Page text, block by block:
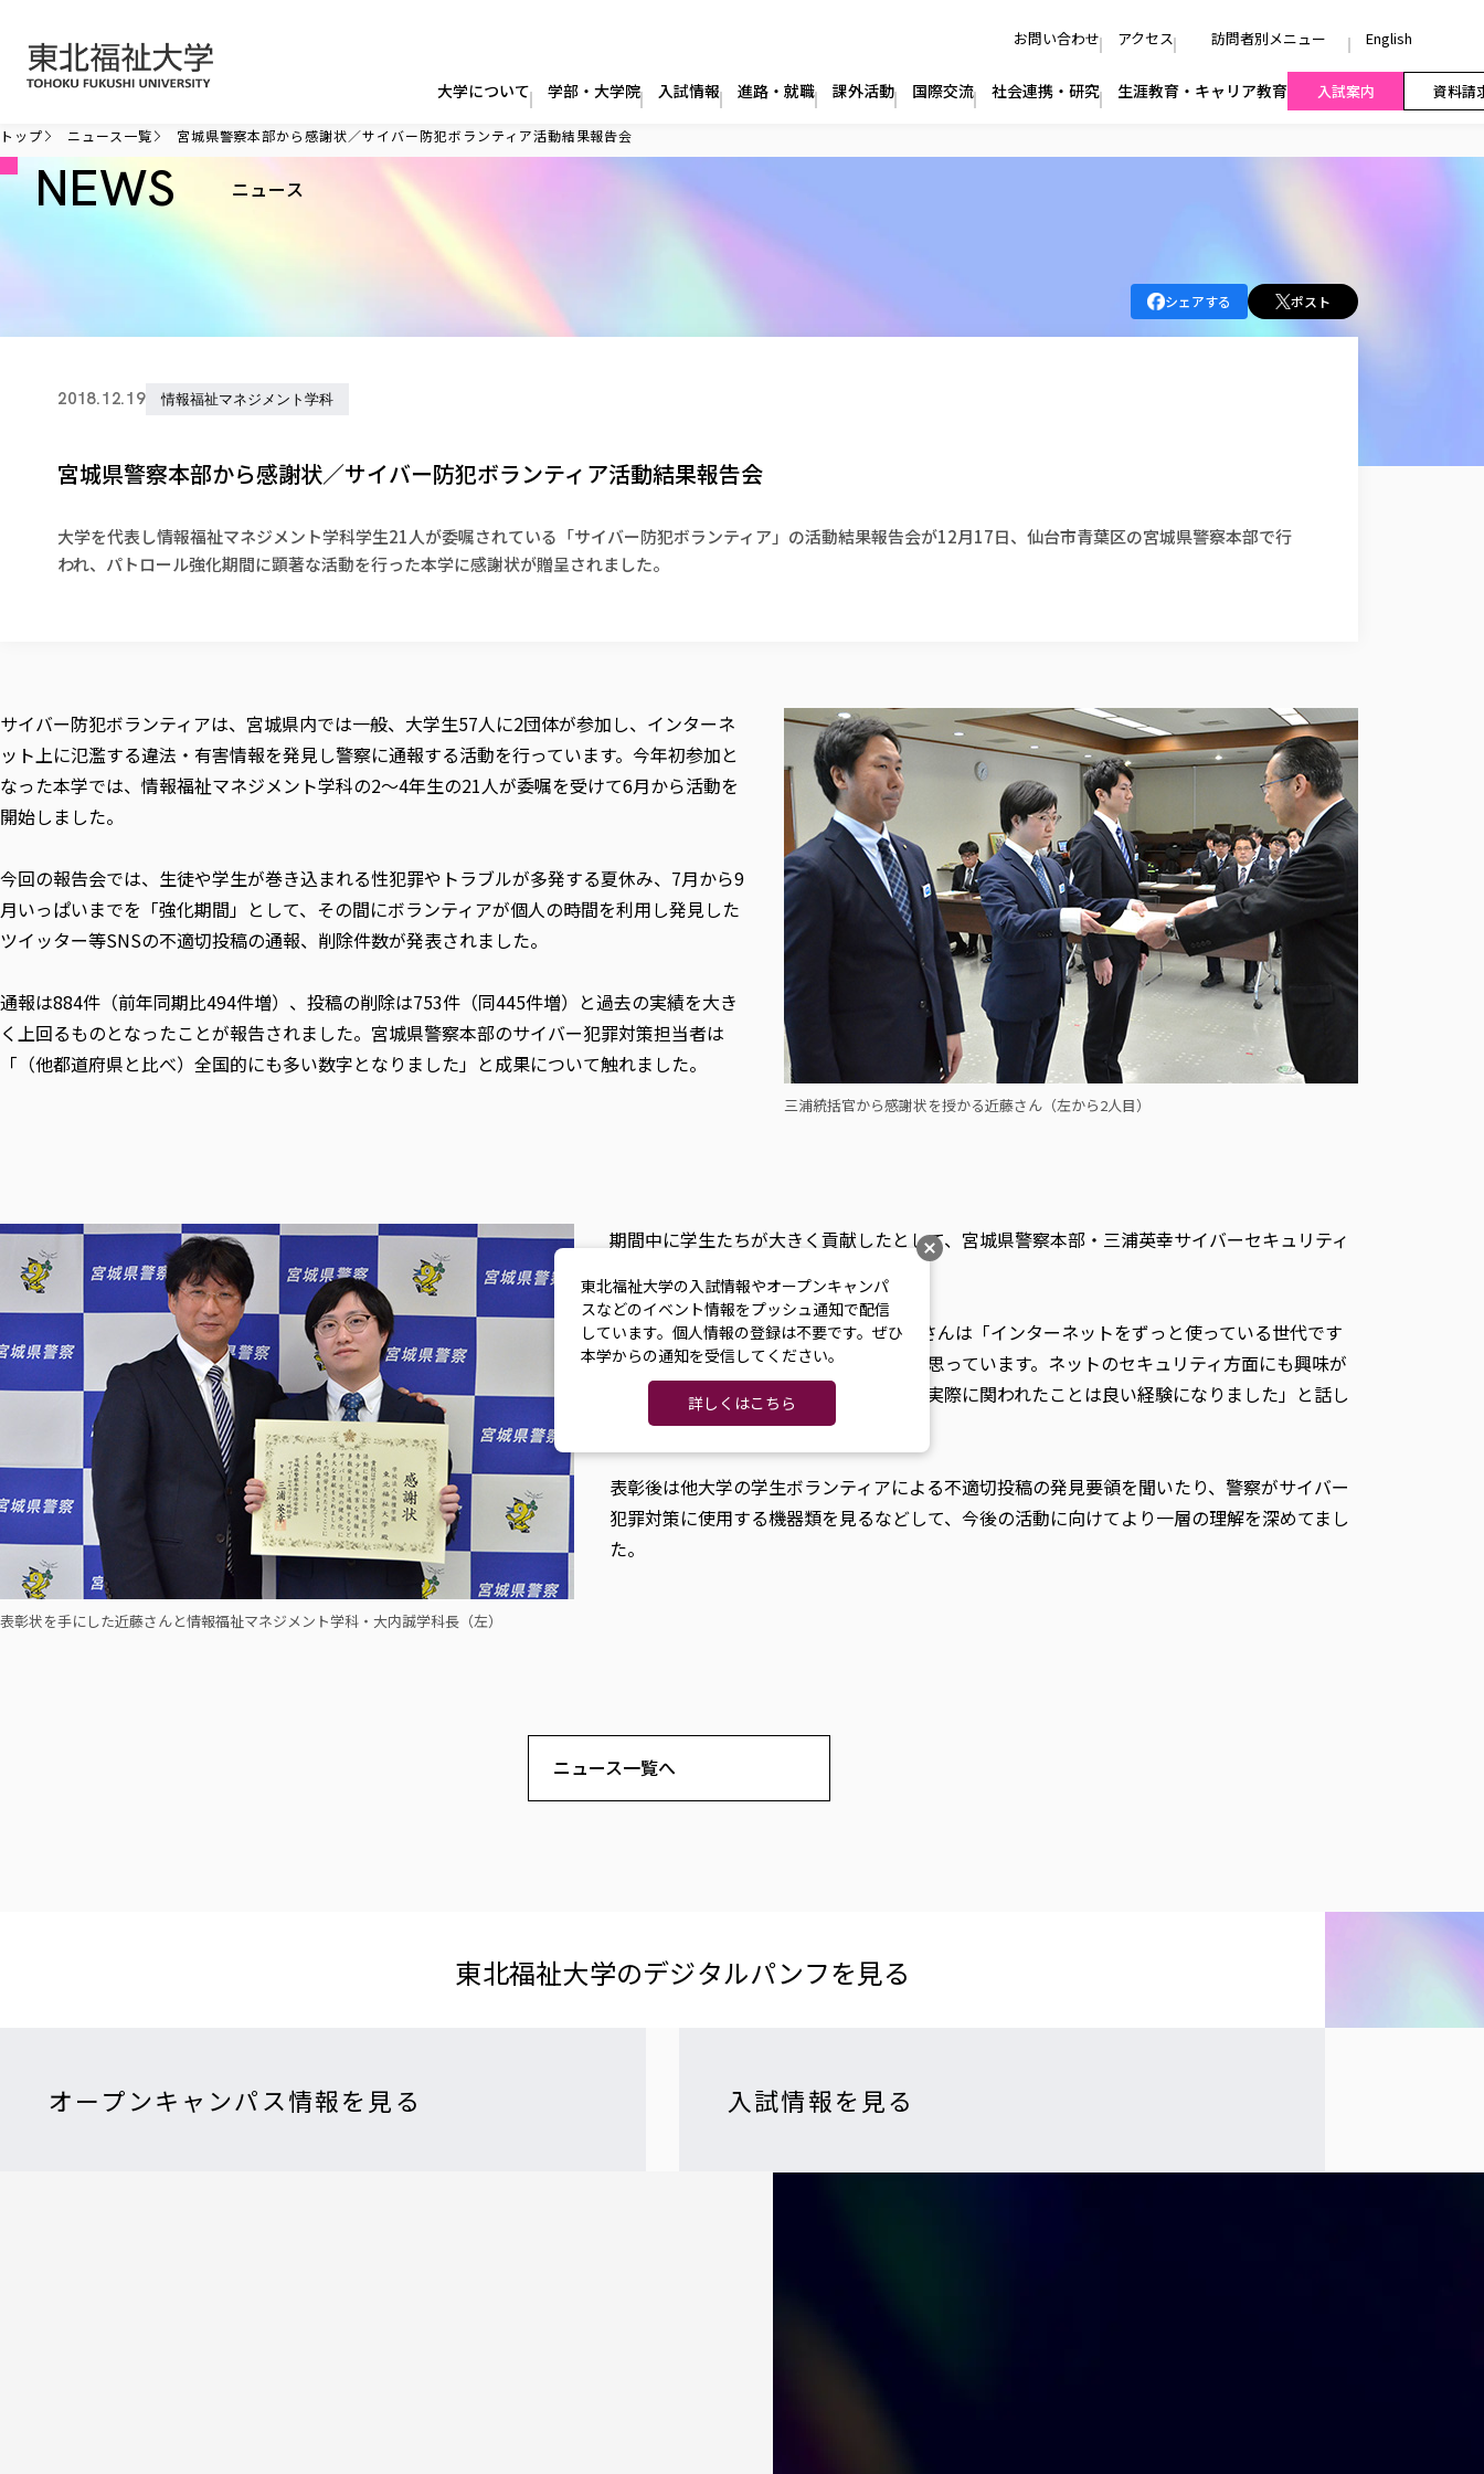
お問い合わせ アクセス 訪問者別メニュー English
大学について 学部・大学院 入試情報 進路・就職 課外活動 国際交流 社会連携・研究 生涯教育・キャリア教育 入試案内 資料請
トップ ニュース一覧 宮城県警察本部から感謝状／サイバー防犯ボランティア活動結果報告会
NEWS ニュース
シェアする ポスト
2018.12.19 情報福祉マネジメント学科
宮城県警察本部から感謝状／サイバー防犯ボランティア活動結果報告会
大学を代表し情報福祉マネジメント学科学生21人が委嘱されている「サイバー防犯ボランティア」の活動結果報告会が12月17日、仙台市青葉区の宮城県警察本部で行
われ、パトロール強化期間に顕著な活動を行った本学に感謝状が贈呈されました。
三浦統括官から感謝状を授かる近藤さん（左から2人目）
サイバー防犯ボランティアは、宮城県内では一般、大学生57人に2団体が参加し、インターネ
ット上に氾濫する違法・有害情報を発見し警察に通報する活動を行っています。今年初参加と
なった本学では、情報福祉マネジメント学科の2〜4年生の21人が委嘱を受けて6月から活動を
開始しました。
今回の報告会では、生徒や学生が巻き込まれる性犯罪やトラブルが多発する夏休み、7月から9
月いっぱいまでを「強化期間」として、その間にボランティアが個人の時間を利用し発見した
ツイッター等SNSの不適切投稿の通報、削除件数が発表されました。
通報は884件（前年同期比494件増）、投稿の削除は753件（同445件増）と過去の実績を大き
く上回るものとなったことが報告されました。宮城県警察本部のサイバー犯罪対策担当者は
「（他都道府県と比べ）全国的にも多い数字となりました」と成果について触れました。
表彰状を手にした近藤さんと情報福祉マネジメント学科・大内誠学科長（左）
期間中に学生たちが大きく貢献したとして、宮城県警察本部・三浦英幸サイバーセキュリティ
代表して受け取った、2年生の近藤優磨さんは「インターネットをずっと使っている世代です
が、安全じゃないと便利とはいえないと思っています。ネットのセキュリティ方面にも興味が
あったので、知識を得ることだけでなく実際に関われたことは良い経験になりました」と話し
ました。
表彰後は他大学の学生ボランティアによる不適切投稿の発見要領を聞いたり、警察がサイバー
犯罪対策に使用する機器類を見るなどして、今後の活動に向けてより一層の理解を深めてまし
た。
ニュース一覧へ
東北福祉大学の​デジタルパンフを​見る​
オープンキャンパス情報を見る 入試情報を見る
東北福祉大学の入試情報やオープンキャンパ
スなどのイベント情報をプッシュ通知で配信
しています。個人情報の登録は不要です。ぜひ
本学からの通知を受信してください。
詳しくはこちら